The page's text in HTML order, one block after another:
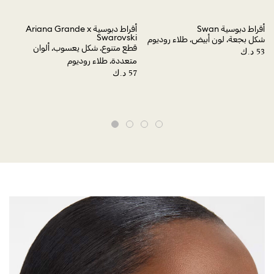
أقراط دبوسية Ariana Grande x
Swarovski
قطع متنوع، شكل يعسوب، ألوان
متعددة، طلاء روديوم
أقراط دبوسية Swan
شكل بجعة، لون أبيض، طلاء روديوم